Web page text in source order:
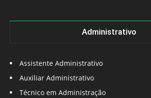
Administrativo
Assistente Administrativo
Auxiliar Administrativo
Técnico em Administração